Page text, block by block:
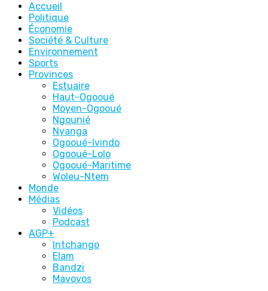
Accueil
Politique
Économie
Société & Culture
Environnement
Sports
Provinces
Estuaire
Haut-Ogooué
Moyen-Ogooué
Ngounié
Nyanga
Ogooué-Ivindo
Ogooué-Lolo
Ogooué-Maritime
Woleu-Ntem
Monde
Médias
Vidéos
Podcast
AGP+
Intchango
Elam
Bandzi
Mavovos